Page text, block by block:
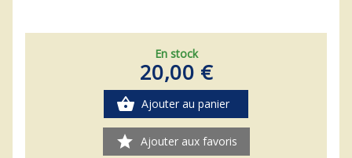
En stock
20,00 €
shopping_basket Ajouter au panier
star Ajouter aux favoris